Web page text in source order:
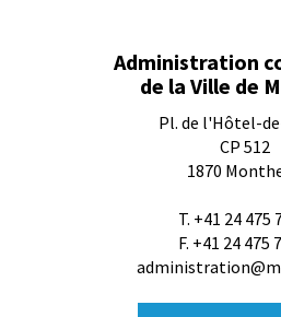
Administration
de la Ville de
Pl. de l'Hôtel-
CP 512
1870
T. +41 24 475
F. +41 24 475